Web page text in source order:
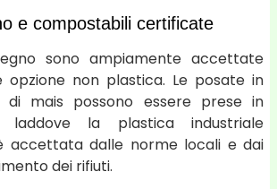
e compostabili certificate
sono ampiamente accettate
opzione non plastica. Le posate in
di mais possono essere prese in
laddove la plastica industriale
accettata dalle norme locali e dai
dei rifiuti.